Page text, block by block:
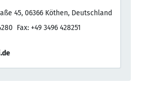
45, 06366 Köthen, Deutschland
Fax: +49 3496 428251